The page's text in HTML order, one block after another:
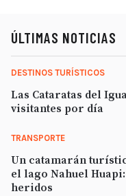
ÚLTIMAS NOTICIAS
DESTINOS TURÍSTICOS
Las Cataratas del
visitantes por día
TRANSPORTE
Un catamarán
el lago Nahuel
heridos